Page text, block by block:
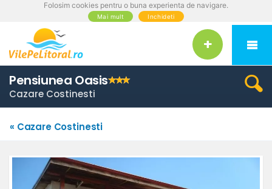
Folosim cookies pentru o buna experienta de navigare.
Mai mult Inchideti
Pensiunea Oasis
Cazare Costinesti
« Cazare Costinesti